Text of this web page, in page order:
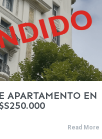
APARTAMENTO EN
Read More